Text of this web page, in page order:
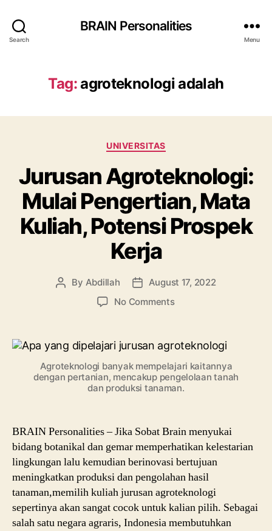
Search
BRAIN Personalities
Menu
Tag:agroteknologi adalah
Categories
UNIVERSITAS
Jurusan Agroteknologi:
Mulai Pengertian, Mata
Kuliah, Potensi Prospek
Kerja
Post
By Abdillah
PostAugust 17, 2022
No Commentson
Mulai
Pengertian,
Mata
Kuliah,
Potensi
Agroteknologi banyak mempelajari kaitannya
dengan pertanian, mencakup pengelolaan tanah
dan produksi tanaman.
BRAIN Personalities – Jika Sobat Brain menyukai
bidang botanikal dan gemar memperhatikan kelestarian
lingkungan lalu kemudian berinovasi bertujuan
meningkatkan produksi dan pengolahan hasil
tanaman,memilih kuliah jurusan agroteknologi
sepertinya akan sangat cocok untuk kalian pilih. Sebagai
salah satu negara agraris, Indonesia membutuhkan